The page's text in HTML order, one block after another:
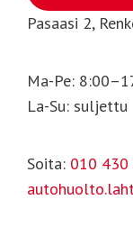
Pasaasi 2,
Ma-Pe:
La-Su: suljettu
Soita: 010 430